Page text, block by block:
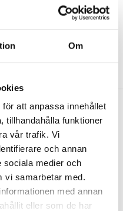
Om
att anpassa innehållet
tillhandahålla funktioner
vår trafik. Vi
och annan
sociala medier och
vi samarbetar med.
med annan
eller som de har
utomhus